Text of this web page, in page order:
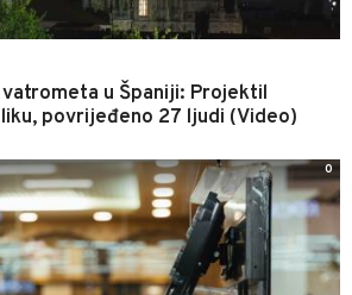
u Španiji: Projektil
povrijeđeno 27 ljudi (Video)
0